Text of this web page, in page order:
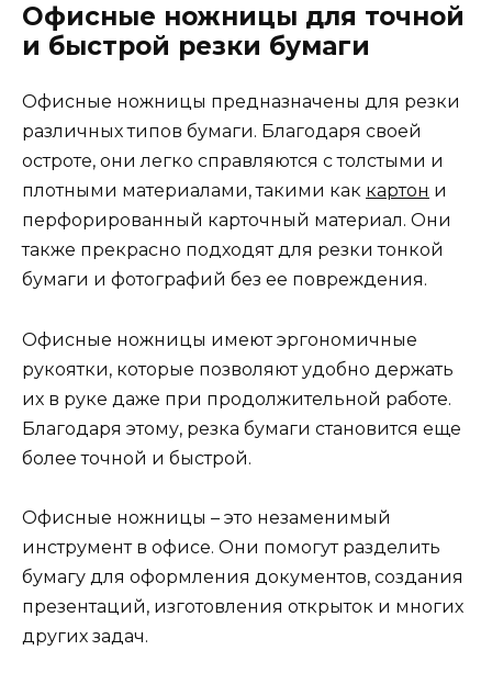
Офисные ножницы для точной
и быстрой резки бумаги
Офисные ножницы предназначены для резки
различных типов бумаги. Благодаря своей
остроте, они легко справляются с толстыми и
плотными материалами, такими как картон и
перфорированный карточный материал. Они
также прекрасно подходят для резки тонкой
бумаги и фотографий без ее повреждения.
Офисные ножницы имеют эргономичные
рукоятки, которые позволяют удобно держать
их в руке даже при продолжительной работе.
Благодаря этому, резка бумаги становится еще
более точной и быстрой.
Офисные ножницы – это незаменимый
инструмент в офисе. Они помогут разделить
бумагу для оформления документов, создания
презентаций, изготовления открыток и многих
других задач.